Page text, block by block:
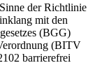
der Richtlinie
mit den
(BGG)
(BITV
barrierefrei